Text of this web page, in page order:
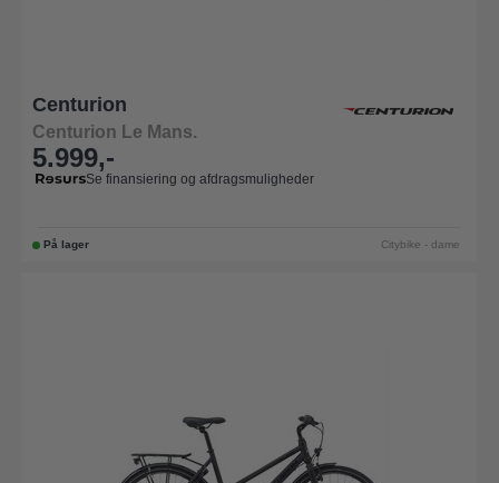
Centurion
Centurion Le Mans.
5.999,-
Se finansiering og afdragsmuligheder
På lager Citybike - dame